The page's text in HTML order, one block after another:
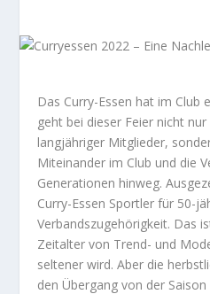
Das Curry-Essen hat im Club
geht bei dieser Feier nicht
langjähriger Mitglieder,
Miteinander im Club und die
Generationen hinweg.
Curry-Essen Sportler für 50-
Verbandszugehörigkeit. Das
Zeitalter von Trend- und
seltener wird. Aber die
den Übergang von der